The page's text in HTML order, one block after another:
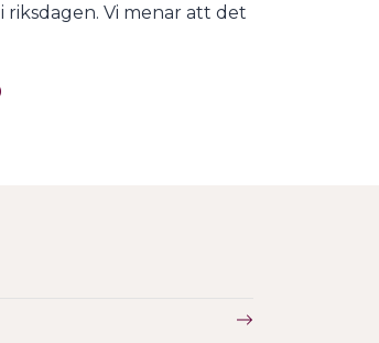
Vi menar att det